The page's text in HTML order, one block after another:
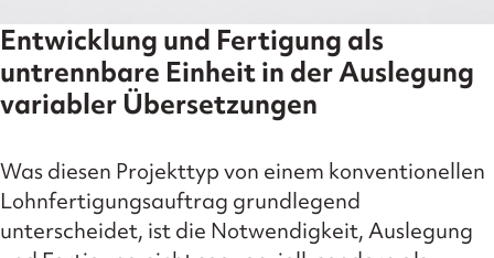
Entwicklung und Fertigung als
untrennbare Einheit in der Auslegung
variabler Übersetzungen
Was diesen Projekttyp von einem konventionellen
Lohnfertigungsauftrag grundlegend
unterscheidet, ist die Notwendigkeit, Auslegung